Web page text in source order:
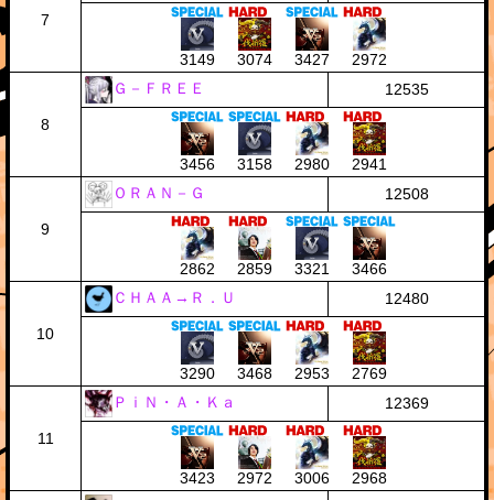
7
3149 3074 3427 2972
8
Ｇ－ＦＲＥＥ 12535
3456 3158 2980 2941
9
ＯＲＡＮ－Ｇ 12508
2862 2859 3321 3466
10
ＣＨＡＡ→Ｒ．Ｕ 12480
3290 3468 2953 2769
11
ＰｉＮ・Ａ・Ｋａ 12369
3423 2972 3006 2968